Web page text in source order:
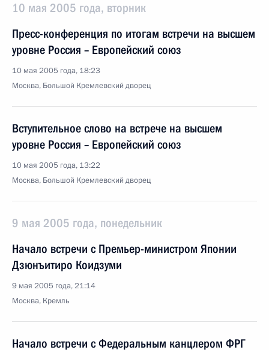
10 мая 2005 года, вторник
Пресс-конференция по итогам встречи на высшем
уровне Россия – Европейский союз
10 мая 2005 года, 18:23
Москва, Большой Кремлевский дворец
Вступительное слово на встрече на высшем
уровне Россия – Европейский союз
10 мая 2005 года, 13:22
Москва, Большой Кремлевский дворец
9 мая 2005 года, понедельник
Начало встречи с Премьер-министром Японии
Дзюнъитиро Коидзуми
9 мая 2005 года, 21:14
Москва, Кремль
Начало встречи с Федеральным канцлером ФРГ